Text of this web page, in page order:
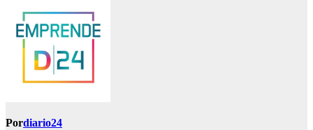
Pordiario24